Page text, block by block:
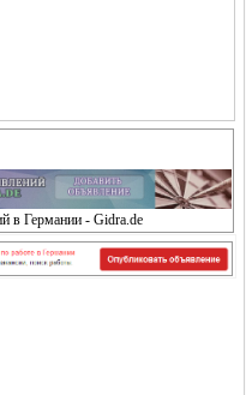
в Германии - Gidra.de